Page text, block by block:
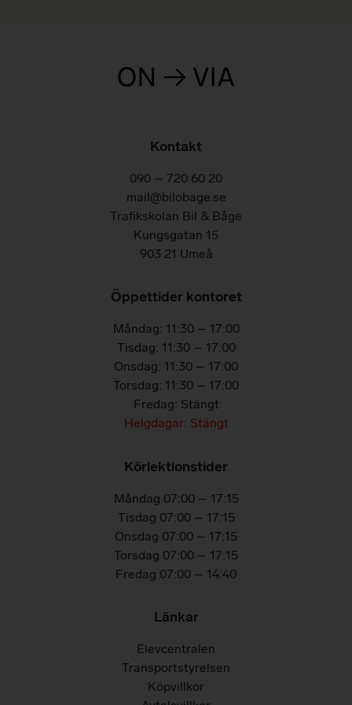
Kontakt
090 – 720 60 20
mail@bilobage.se
Trafikskolan Bil & Båge
Kungsgatan 15
903 21 Umeå
Öppettider kontoret
Måndag: 11:30 – 17:00
Tisdag: 11:30 – 17:00
Onsdag: 11:30 – 17:00
Torsdag: 11:30 – 17:00
Fredag: Stängt
Helgdagar: Stängt
Körlektionstider
Måndag 07:00 – 17:15
Tisdag 07:00 – 17:15
Onsdag 07:00 – 17:15
Torsdag 07:00 – 17:15
Fredag 07:00 – 14:40
Länkar
Elevcentralen
Transportstyrelsen
Köpvillkor